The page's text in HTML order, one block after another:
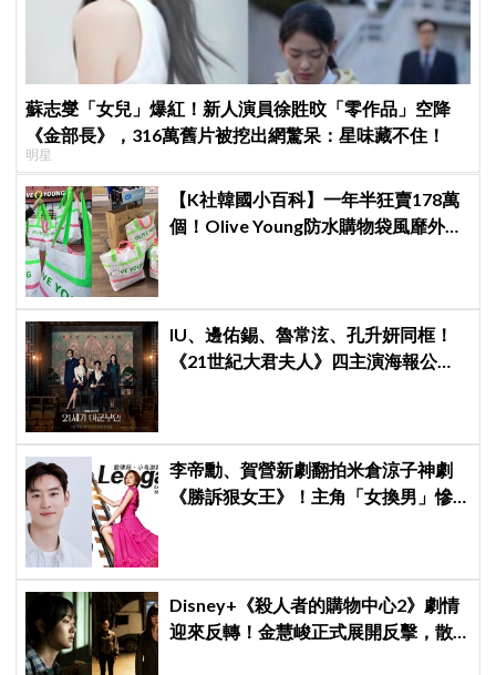
蘇志燮「女兒」爆紅！新人演員徐貹旼「零作品」空降
《金部長》，316萬舊片被挖出網驚呆：星味藏不住！
明星
【K社韓國小百科】一年半狂賣178萬
個！Olive Young防水購物袋風靡外國
IU、邊佑錫、魯常泫、孔升妍同框！
《21世紀大君夫人》四主演海報公
李帝勳、賀營新劇翻拍米倉涼子神劇
《勝訴狠女王》！主角「女換男」慘
Disney+《殺人者的購物中心2》劇情
迎來反轉！金慧峻正式展開反擊，散